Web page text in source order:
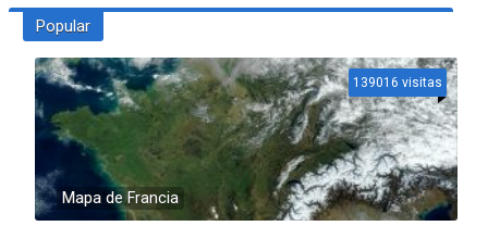
Popular
Mapa de Francia
139016 visitas